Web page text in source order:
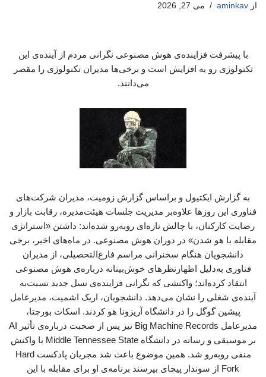
از aminkav می 27, 2026
با پیشرفت فزاینده‌ی هوش مصنوعی نگرانی مردم از آینده‌ی این
تکنولوژی رو به افزایش است و برخی‌ها مدیران تکنولوژی را مقصر
می‌دانند.
به گزارش ایکتیول و براساس گزارش زومیت، مدیران شرکت‌های
فناوری این روزها علاوه‌بر مدیریت جلسات هیئت‌مدیره، رقابت بازار و
رضایت کارکنان، با چالش تازه‌ای روبه‌رو شده‌اند: داشتن «استراتژی
مقابله با هو شدن» در دوران هوش مصنوعی. در ماه‌های اخیر، برخی
دانشجویان هنگام سخنرانی مراسم فارغ‌التحصیلی، از مدیران
فناوری به‌دلیل اظهارنظرهای خوش‌بینانه درباره‌ی هوش مصنوعی
انتقاد کرده‌اند؛ واکنشی که نگرانی فزاینده‌ی نسل جدید نسبت‌به
آینده‌ی شغلی را نشان می‌دهد. دانشجویان، اریک اشمیت، مدیرعامل
پیشین گوگل را در دانشگاه آریزونا هو کردند. ‌اسکات بورچتا،
مدیرعامل ‌Big Machine Records نیز پس از صحبت درباره‌ی تأثیر AI
بر موسیقی و رسانه در دانشگاه Middle Tennessee State با واکنش
منفی روبه‌رو شد. همین موضوع باعث شد مجریان پادکست ‌Hard
Fork از سوندار پیچای بپرسند برنامه‌ی او برای مقابله با این